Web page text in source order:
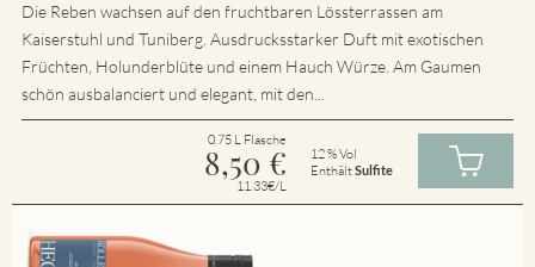
Die Reben wachsen auf den fruchtbaren Lössterrassen am
Kaiserstuhl und Tuniberg. Ausdrucksstarker Duft mit exotischen
Früchten, Holunderblüte und einem Hauch Würze. Am Gaumen
schön ausbalanciert und elegant, mit den...
0.75 L Flasche
8,50 €
11.33€/L
12 % Vol
EnthältSulfite